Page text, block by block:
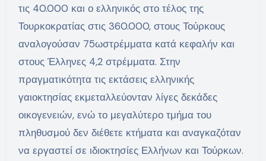
τις 40.000 και ο ελληνικός στο τέλος της
Τουρκοκρατίας στις 360.000, στους Τούρκους
αναλογούσαν 75ωστρέμματα κατά κεφαλήν και
στους Έλληνες 4,2 στρέμματα. Στην
πραγματικότητα τις εκτάσεις ελληνικής
γαιοκτησίας εκμεταλλεύονταν λίγες δεκάδες
οικογενειών, ενώ το μεγαλύτερο τμήμα του
πληθυσμού δεν διέθετε κτήματα και αναγκαζόταν
να εργαστεί σε ιδιοκτησίες Ελλήνων και Τούρκων.